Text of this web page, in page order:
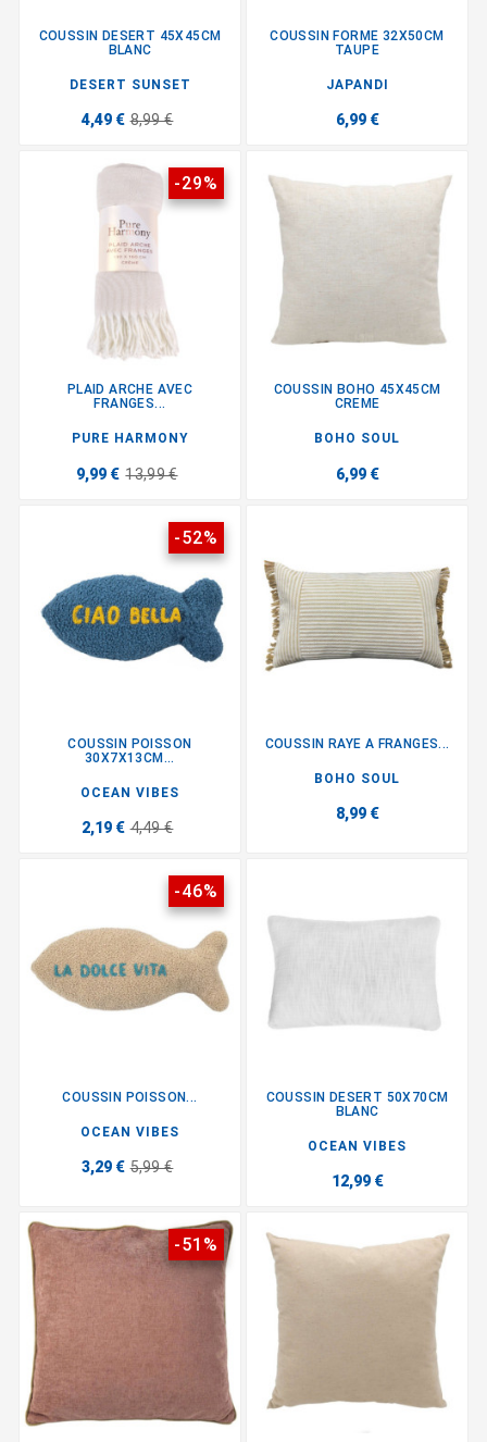
COUSSIN DESERT 45X45CM
BLANC
DESERT SUNSET
4,49 € 8,99 €
COUSSIN FORME 32X50CM
TAUPE
JAPANDI
6,99 €
-29%
PLAID ARCHE AVEC
FRANGES...
PURE HARMONY
9,99 € 13,99 €
COUSSIN BOHO 45X45CM
CREME
BOHO SOUL
6,99 €
-52%
COUSSIN POISSON
30X7X13CM...
OCEAN VIBES
2,19 € 4,49 €
COUSSIN RAYE A FRANGES...
BOHO SOUL
8,99 €
-46%
COUSSIN POISSON...
OCEAN VIBES
3,29 € 5,99 €
COUSSIN DESERT 50X70CM
BLANC
OCEAN VIBES
12,99 €
-51%